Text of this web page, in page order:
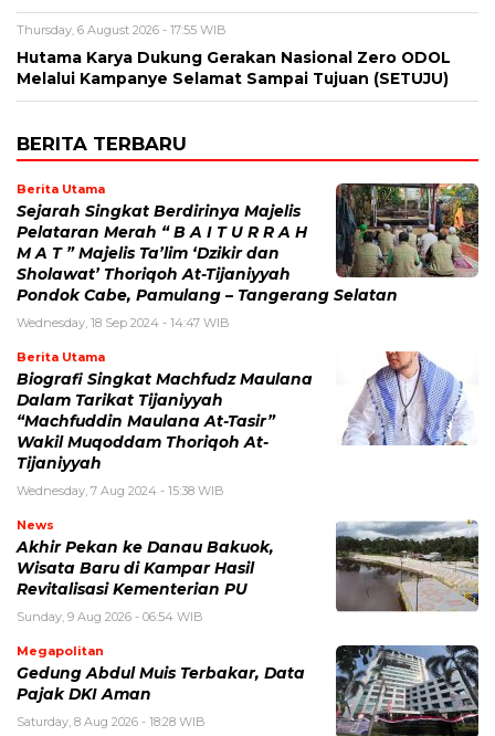
Thursday, 6 August 2026 - 17:55 WIB
Hutama Karya Dukung Gerakan Nasional Zero ODOL
Melalui Kampanye Selamat Sampai Tujuan (SETUJU)
BERITA TERBARU
Berita Utama
Sejarah Singkat Berdirinya Majelis
Pelataran Merah “ B A I T U R R A H
M A T ” Majelis Ta’lim ‘Dzikir dan
Sholawat’ Thoriqoh At-Tijaniyyah
Pondok Cabe, Pamulang – Tangerang Selatan
Wednesday, 18 Sep 2024 - 14:47 WIB
Berita Utama
Biografi Singkat Machfudz Maulana
Dalam Tarikat Tijaniyyah
“Machfuddin Maulana At-Tasir”
Wakil Muqoddam Thoriqoh At-
Tijaniyyah
Wednesday, 7 Aug 2024 - 15:38 WIB
News
Akhir Pekan ke Danau Bakuok,
Wisata Baru di Kampar Hasil
Revitalisasi Kementerian PU
Sunday, 9 Aug 2026 - 06:54 WIB
Megapolitan
Gedung Abdul Muis Terbakar, Data
Pajak DKI Aman
Saturday, 8 Aug 2026 - 18:28 WIB